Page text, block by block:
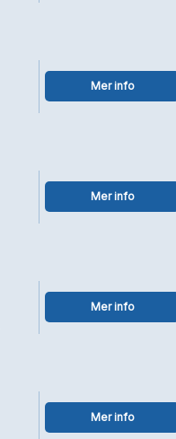
Mer info
Mer info
Mer info
Mer info